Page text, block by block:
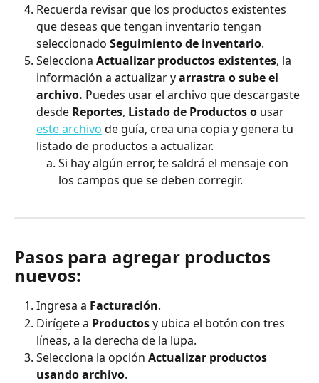
Recuerda revisar que los productos existentes
que deseas que tengan inventario tengan
seleccionado Seguimiento de inventario.
Selecciona Actualizar productos existentes, la
información a actualizar y arrastra o sube el
archivo. Puedes usar el archivo que descargaste
desde Reportes, Listado de Productos o usar
este archivo de guía, crea una copia y genera tu
listado de productos a actualizar.
Si hay algún error, te saldrá el mensaje con
los campos que se deben corregir.
Pasos para agregar productos
nuevos:
Ingresa a Facturación.
Dirígete a Productos y ubica el botón con tres
líneas, a la derecha de la lupa.
Selecciona la opción Actualizar productos
usando archivo.